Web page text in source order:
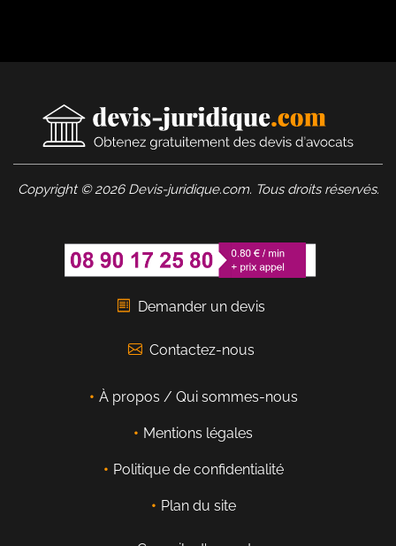
Copyright © 2026 Devis-juridique.com. Tous droits réservés.
Demander un devis
Contactez-nous
À propos / Qui sommes-nous
Mentions légales
Politique de confidentialité
Plan du site